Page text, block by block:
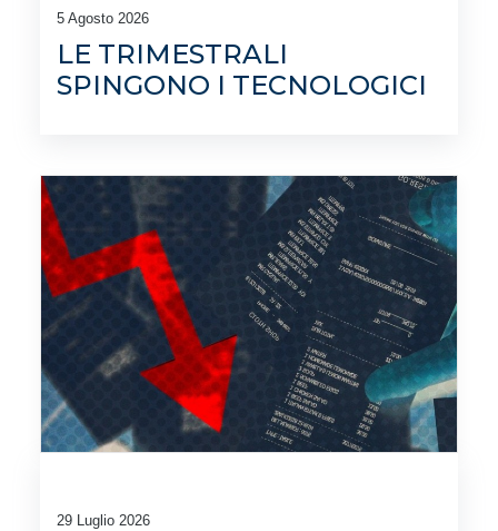
5 Agosto 2026
LE TRIMESTRALI
SPINGONO I TECNOLOGICI
29 Luglio 2026